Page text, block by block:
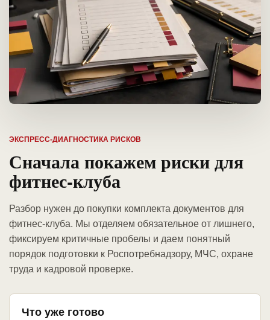
ЭКСПРЕСС-ДИАГНОСТИКА РИСКОВ
Сначала покажем риски для
фитнес-клуба
Разбор нужен до покупки комплекта документов для
фитнес-клуба. Мы отделяем обязательное от лишнего,
фиксируем критичные пробелы и даем понятный
порядок подготовки к Роспотребнадзору, МЧС, охране
труда и кадровой проверке.
Что уже готово